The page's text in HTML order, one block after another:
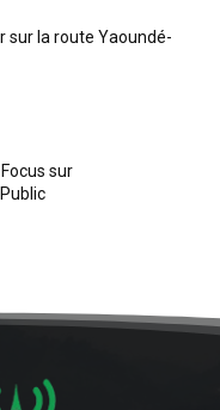
sur la route Yaoundé-
sur